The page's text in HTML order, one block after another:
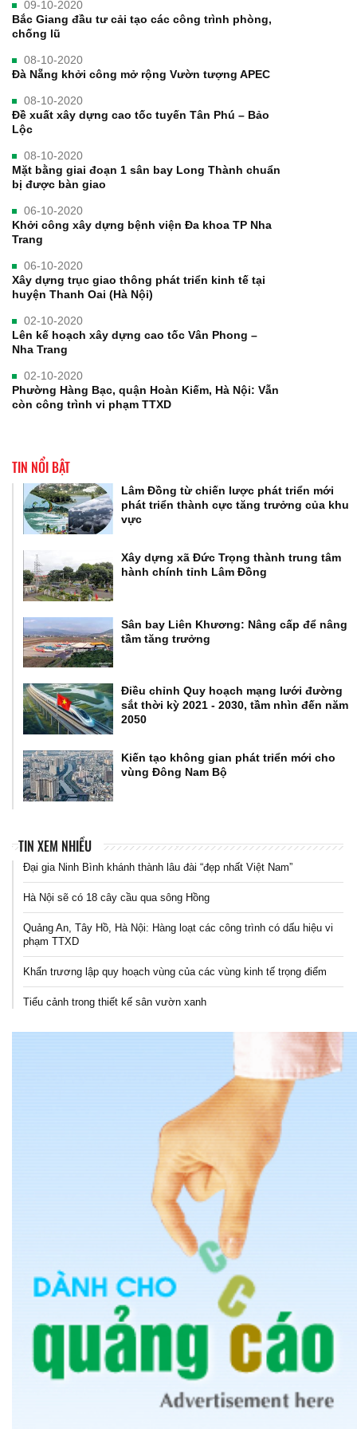
09-10-2020
Bắc Giang đầu tư cải tạo các công trình phòng,
chống lũ
08-10-2020
Đà Nẵng khởi công mở rộng Vườn tượng APEC
08-10-2020
Đề xuất xây dựng cao tốc tuyến Tân Phú – Bảo
Lộc
08-10-2020
Mặt bằng giai đoạn 1 sân bay Long Thành chuẩn
bị được bàn giao
06-10-2020
Khởi công xây dựng bệnh viện Đa khoa TP Nha
Trang
06-10-2020
Xây dựng trục giao thông phát triển kinh tế tại
huyện Thanh Oai (Hà Nội)
02-10-2020
Lên kế hoạch xây dựng cao tốc Vân Phong –
Nha Trang
02-10-2020
Phường Hàng Bạc, quận Hoàn Kiếm, Hà Nội: Vẫn
còn công trình vi phạm TTXD
TIN NỔI BẬT
Lâm Đồng từ chiến lược phát triển mới
phát triển thành cực tăng trưởng của khu
vực
Xây dựng xã Đức Trọng thành trung tâm
hành chính tỉnh Lâm Đồng
Sân bay Liên Khương: Nâng cấp để nâng
tầm tăng trưởng
Điều chỉnh Quy hoạch mạng lưới đường
sắt thời kỳ 2021 - 2030, tầm nhìn đến năm
2050
Kiến tạo không gian phát triển mới cho
vùng Đông Nam Bộ
TIN XEM NHIỀU
Đại gia Ninh Bình khánh thành lâu đài “đẹp nhất Việt Nam”
Hà Nội sẽ có 18 cây cầu qua sông Hồng
Quảng An, Tây Hồ, Hà Nội: Hàng loạt các công trình có dấu hiệu vi
phạm TTXD
Khẩn trương lập quy hoạch vùng của các vùng kinh tế trọng điểm
Tiểu cảnh trong thiết kế sân vườn xanh